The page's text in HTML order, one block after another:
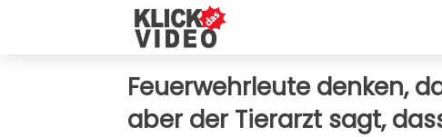
Feuerwehrleute denken,
aber der Tierarzt sagt,